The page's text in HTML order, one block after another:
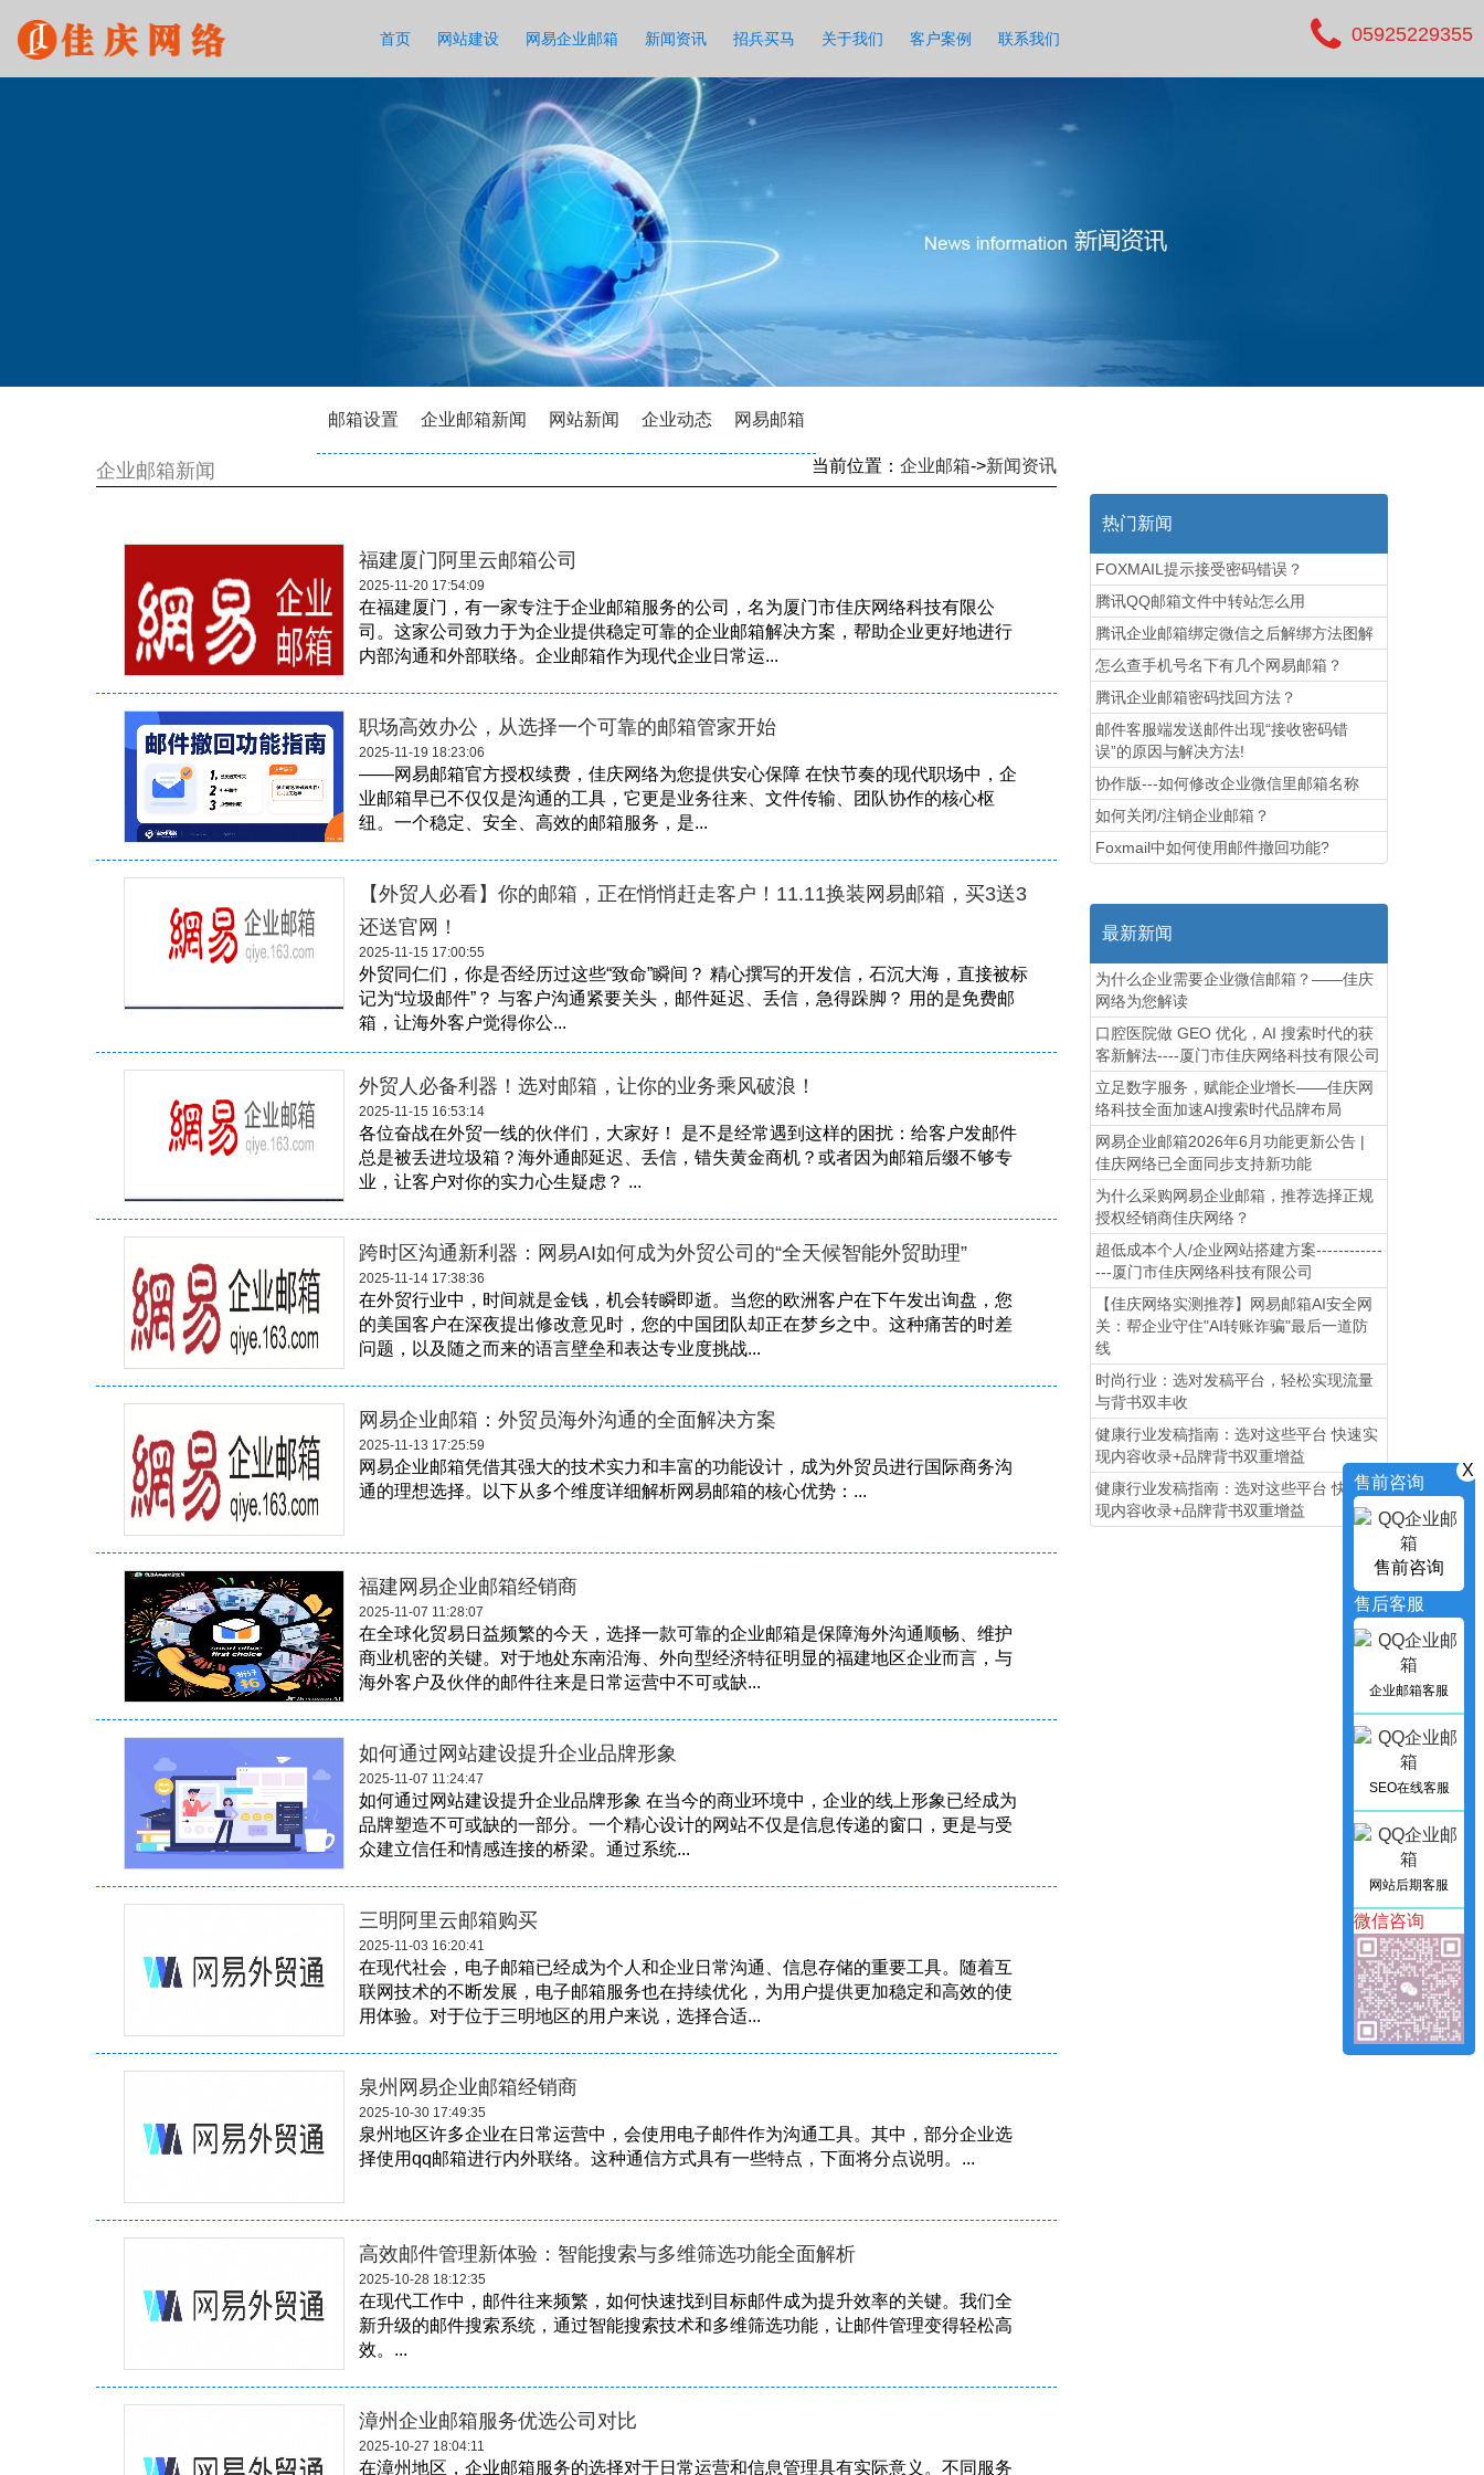
首页 网站建设 网易企业邮箱 新闻资讯 招兵买马 关于我们 客户案例 联系我们 05925229355
邮箱设置 企业邮箱新闻 网站新闻 企业动态 网易邮箱
企业邮箱新闻 当前位置： 企业邮箱->新闻资讯
福建厦门阿里云邮箱公司
2025-11-20 17:54:09
在福建厦门，有一家专注于企业邮箱服务的公司，名为厦门市佳庆网络科技有限公
司。这家公司致力于为企业提供稳定可靠的企业邮箱解决方案，帮助企业更好地进行
内部沟通和外部联络。企业邮箱作为现代企业日常运...
职场高效办公，从选择一个可靠的邮箱管家开始
2025-11-19 18:23:06
——网易邮箱官方授权续费，佳庆网络为您提供安心保障 在快节奏的现代职场中，企
业邮箱早已不仅仅是沟通的工具，它更是业务往来、文件传输、团队协作的核心枢
纽。一个稳定、安全、高效的邮箱服务，是...
【外贸人必看】你的邮箱，正在悄悄赶走客户！11.11换装网易邮箱，买3送3
还送官网！
2025-11-15 17:00:55
外贸同仁们，你是否经历过这些“致命”瞬间？ 精心撰写的开发信，石沉大海，直接被标
记为“垃圾邮件”？ 与客户沟通紧要关头，邮件延迟、丢信，急得跺脚？ 用的是免费邮
箱，让海外客户觉得你公...
外贸人必备利器！选对邮箱，让你的业务乘风破浪！
2025-11-15 16:53:14
各位奋战在外贸一线的伙伴们，大家好！ 是不是经常遇到这样的困扰：给客户发邮件
总是被丢进垃圾箱？海外通邮延迟、丢信，错失黄金商机？或者因为邮箱后缀不够专
业，让客户对你的实力心生疑虑？ ...
跨时区沟通新利器：网易AI如何成为外贸公司的“全天候智能外贸助理”
2025-11-14 17:38:36
在外贸行业中，时间就是金钱，机会转瞬即逝。当您的欧洲客户在下午发出询盘，您
的美国客户在深夜提出修改意见时，您的中国团队却正在梦乡之中。这种痛苦的时差
问题，以及随之而来的语言壁垒和表达专业度挑战...
网易企业邮箱：外贸员海外沟通的全面解决方案
2025-11-13 17:25:59
网易企业邮箱凭借其强大的技术实力和丰富的功能设计，成为外贸员进行国际商务沟
通的理想选择。以下从多个维度详细解析网易邮箱的核心优势：...
福建网易企业邮箱经销商
2025-11-07 11:28:07
在全球化贸易日益频繁的今天，选择一款可靠的企业邮箱是保障海外沟通顺畅、维护
商业机密的关键。对于地处东南沿海、外向型经济特征明显的福建地区企业而言，与
海外客户及伙伴的邮件往来是日常运营中不可或缺...
如何通过网站建设提升企业品牌形象
2025-11-07 11:24:47
如何通过网站建设提升企业品牌形象 在当今的商业环境中，企业的线上形象已经成为
品牌塑造不可或缺的一部分。一个精心设计的网站不仅是信息传递的窗口，更是与受
众建立信任和情感连接的桥梁。通过系统...
三明阿里云邮箱购买
2025-11-03 16:20:41
在现代社会，电子邮箱已经成为个人和企业日常沟通、信息存储的重要工具。随着互
联网技术的不断发展，电子邮箱服务也在持续优化，为用户提供更加稳定和高效的使
用体验。对于位于三明地区的用户来说，选择合适...
泉州网易企业邮箱经销商
2025-10-30 17:49:35
泉州地区许多企业在日常运营中，会使用电子邮件作为沟通工具。其中，部分企业选
择使用qq邮箱进行内外联络。这种通信方式具有一些特点，下面将分点说明。...
高效邮件管理新体验：智能搜索与多维筛选功能全面解析
2025-10-28 18:12:35
在现代工作中，邮件往来频繁，如何快速找到目标邮件成为提升效率的关键。我们全
新升级的邮件搜索系统，通过智能搜索技术和多维筛选功能，让邮件管理变得轻松高
效。...
漳州企业邮箱服务优选公司对比
2025-10-27 18:04:11
在漳州地区，企业邮箱服务的选择对于日常运营和信息管理具有实际意义。不同服务
热门新闻
FOXMAIL提示接受密码错误？
腾讯QQ邮箱文件中转站怎么用
腾讯企业邮箱绑定微信之后解绑方法图解
怎么查手机号名下有几个网易邮箱？
腾讯企业邮箱密码找回方法？
邮件客服端发送邮件出现“接收密码错
误”的原因与解决方法!
协作版---如何修改企业微信里邮箱名称
如何关闭/注销企业邮箱？
Foxmail中如何使用邮件撤回功能?
最新新闻
为什么企业需要企业微信邮箱？——佳庆
网络为您解读
口腔医院做 GEO 优化，AI 搜索时代的获
客新解法----厦门市佳庆网络科技有限公司
立足数字服务，赋能企业增长——佳庆网
络科技全面加速AI搜索时代品牌布局
网易企业邮箱2026年6月功能更新公告 |
佳庆网络已全面同步支持新功能
为什么采购网易企业邮箱，推荐选择正规
授权经销商佳庆网络？
超低成本个人/企业网站搭建方案------------
---厦门市佳庆网络科技有限公司
【佳庆网络实测推荐】网易邮箱AI安全网
关：帮企业守住"AI转账诈骗"最后一道防
线
时尚行业：选对发稿平台，轻松实现流量
与背书双丰收
健康行业发稿指南：选对这些平台 快速实
现内容收录+品牌背书双重增益
健康行业发稿指南：选对这些平台 快速实
现内容收录+品牌背书双重增益
X
售前咨询
售前咨询
售后客服
企业邮箱客服
SEO在线客服
网站后期客服
微信咨询